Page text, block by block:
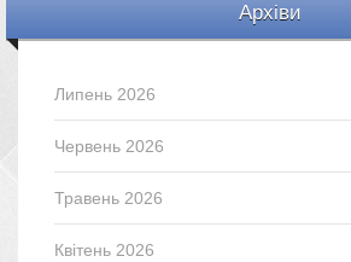
Архіви
Липень 2026
Червень 2026
Травень 2026
Квітень 2026